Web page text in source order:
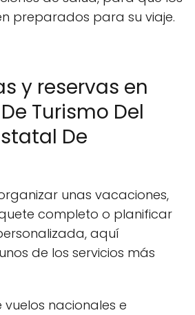
preparados para su viaje.
y reservas en
Turismo Del
De
unas vacaciones,
completo o planificar
aquí
de los servicios más
vuelos nacionales e